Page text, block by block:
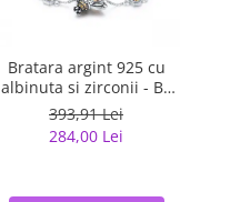
Bratara argint 925 cu
albinuta si zirconii - Be
Nature BST0027
393,91 Lei
284,00 Lei